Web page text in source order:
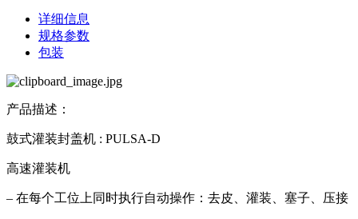
详细信息
规格参数
包装
产品描述：
鼓式灌装封盖机 : PULSA-D
高速灌装机
– 在每个工位上同时执行自动操作：去皮、灌装、塞子、压接